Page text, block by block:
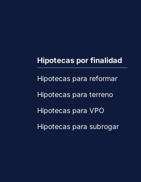
Hipotecas por finalidad
Hipotecas para reformar
Hipotecas para terreno
Hipotecas para VPO
Hipotecas para subrogar